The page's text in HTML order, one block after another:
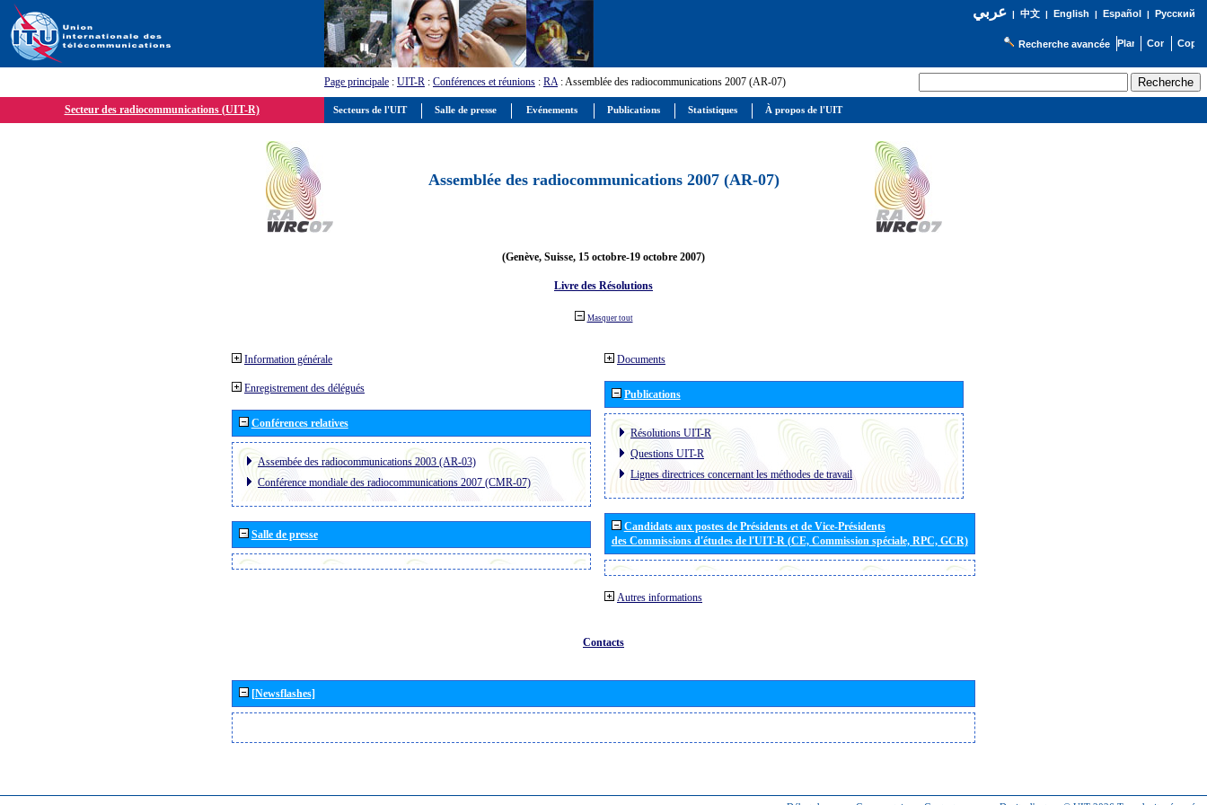
عربي| 中文| English | Español | Русский
Recherche avancée
Page principale : UIT-R : Conférences et réunions : RA: Assemblée des radiocommunications 2007 (AR-07)
Secteur des radiocommunications (UIT-R)
Assemblée des radiocommunications 2007 (AR-07)
(Genève, Suisse, 15 octobre-19 octobre 2007)
Livre des Résolutions
Masquer tout
Information générale
Enregistrement des délégués
Conférences relatives
Assembée des radiocommunications 2003 (AR-03)
Conférence mondiale des radiocommunications 2007 (CMR-07)
Salle de presse
Documents
Publications
Résolutions UIT-R
Questions UIT-R
Lignes directrices concernant les méthodes de travail
Candidats aux postes de Présidents et de Vice-Présidents
des Commissions d'études de l'UIT-R (CE, Commission spéciale, RPC, GCR)
Autres informations
Contacts
[Newsflashes]
Secteurs de l'UIT Salle de presse Evénements Publications Statistiques À propos de l'UIT